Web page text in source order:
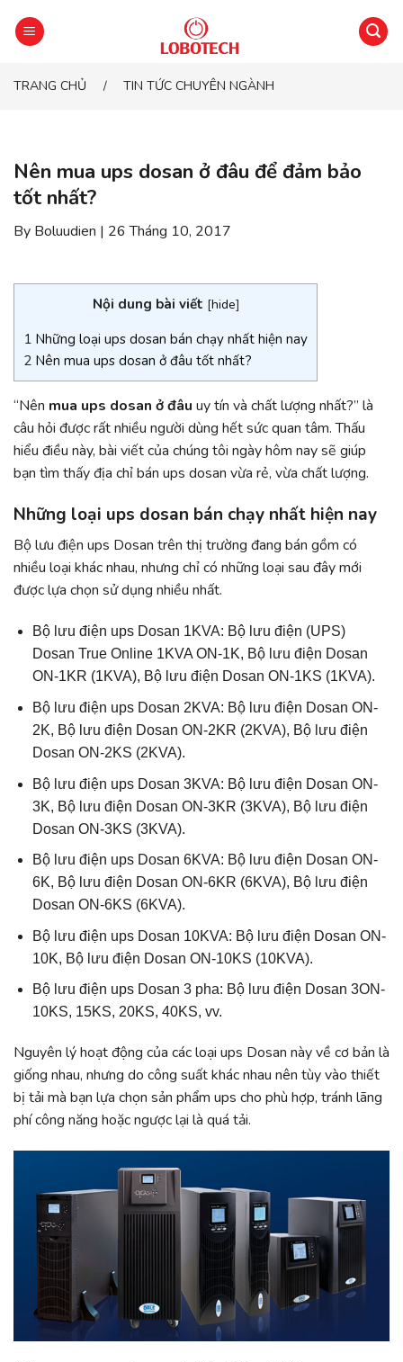
đến
nộiTRANG CHỦ / TIN TỨC CHUYÊN NGÀNH
Nên mua ups dosan ở đâu để đảm bảo
tốt nhất?
By Boluudien | 26 Tháng 10, 2017
Nội dung bài viết [hide]
1 Những loại ups dosan bán chạy nhất hiện nay
2 Nên mua ups dosan ở đâu tốt nhất?
“Nên mua ups dosan ở đâu uy tín và chất lượng nhất?” là
câu hỏi được rất nhiều người dùng hết sức quan tâm. Thấu
hiểu điều này, bài viết của chúng tôi ngày hôm nay sẽ giúp
bạn tìm thấy địa chỉ bán ups dosan vừa rẻ, vừa chất lượng.
Những loại ups dosan bán chạy nhất hiện nay
Bộ lưu điện ups Dosan trên thị trường đang bán gồm có
nhiều loại khác nhau, nhưng chỉ có những loại sau đây mới
được lựa chọn sử dụng nhiều nhất.
Bộ lưu điện ups Dosan 1KVA: Bộ lưu điện (UPS)
Dosan True Online 1KVA ON-1K, Bộ lưu điện Dosan
ON-1KR (1KVA), Bộ lưu điện Dosan ON-1KS (1KVA).
Bộ lưu điện ups Dosan 2KVA: Bộ lưu điện Dosan ON-
2K, Bộ lưu điện Dosan ON-2KR (2KVA), Bộ lưu điện
Dosan ON-2KS (2KVA).
Bộ lưu điện ups Dosan 3KVA: Bộ lưu điện Dosan ON-
3K, Bộ lưu điện Dosan ON-3KR (3KVA), Bộ lưu điện
Dosan ON-3KS (3KVA).
Bộ lưu điện ups Dosan 6KVA: Bộ lưu điện Dosan ON-
6K, Bộ lưu điện Dosan ON-6KR (6KVA), Bộ lưu điện
Dosan ON-6KS (6KVA).
Bộ lưu điện ups Dosan 10KVA: Bộ lưu điện Dosan ON-
10K, Bộ lưu điện Dosan ON-10KS (10KVA).
Bộ lưu điện ups Dosan 3 pha: Bộ lưu điện Dosan 3ON-
10KS, 15KS, 20KS, 40KS, vv.
Nguyên lý hoạt động của các loại ups Dosan này về cơ bản là
giống nhau, nhưng do công suất khác nhau nên tùy vào thiết
bị tải mà bạn lựa chọn sản phẩm ups cho phù hợp, tránh lãng
phí công năng hoặc ngược lại là quá tải.